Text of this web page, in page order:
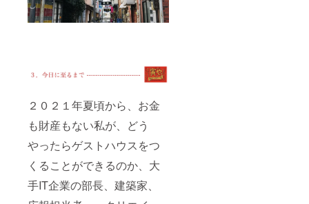
２０２１年夏頃から、お金
も財産もない私が、どう
やったらゲストハウスをつ
くることができるのか、大
手IT企業の部長、建築家、